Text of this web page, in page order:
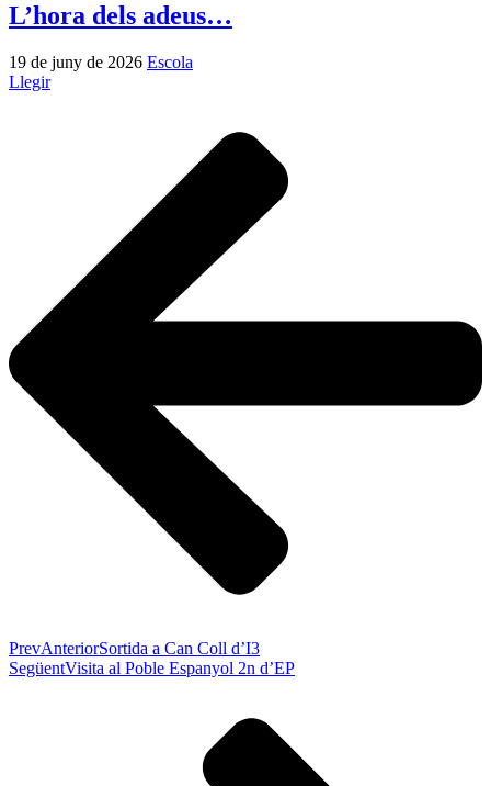
L’hora dels adeus…
19 de juny de 2026 Escola
Llegir
PrevAnteriorSortida a Can Coll d’I3
SegüentVisita al Poble Espanyol 2n d’EP